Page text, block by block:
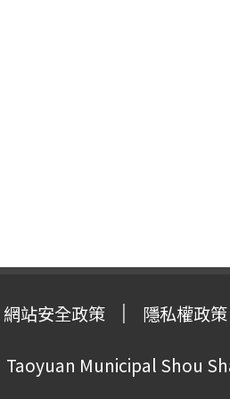
網站安全政策 隱私權政策
Taoyuan Municipal Shou